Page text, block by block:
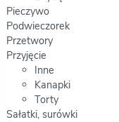
Pieczywo
Podwieczorek
Przetwory
Przyjęcie
Inne
Kanapki
Torty
Sałatki, surówki